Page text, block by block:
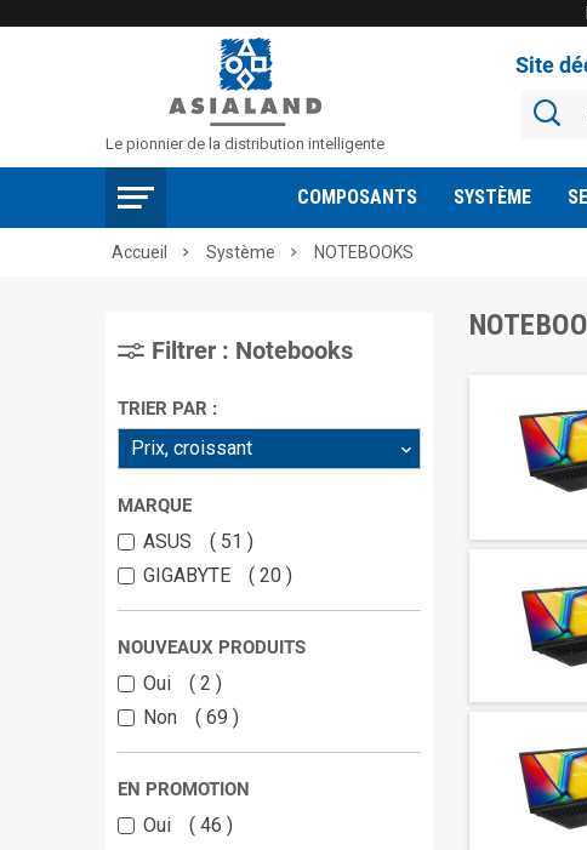
Le pionnier de la distribution intelligente
Site
COMPOSANTS SYSTÈME
Accueil  Système  NOTEBOOKS
Filtrer : Notebooks
TRIER PAR :
Prix, croissant
MARQUE
ASUS
51
GIGABYTE
20
NOUVEAUX PRODUITS
Oui
2
Non
69
EN PROMOTION
Oui 46